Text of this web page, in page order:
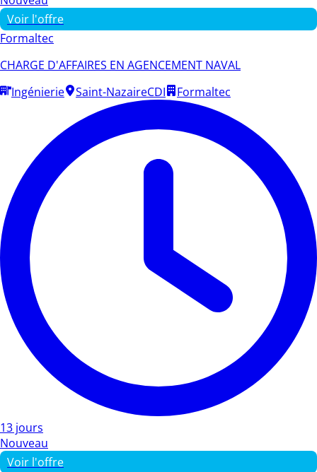
Voir l'offre
Formaltec
CHARGE D'AFFAIRES EN AGENCEMENT NAVAL
Ingénierie
Saint-NazaireCDI Formaltec
13 jours
Nouveau
Voir l'offre